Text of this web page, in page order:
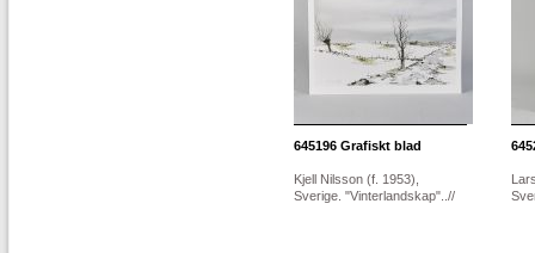
645196 Grafiskt blad
Kjell Nilsson (f. 1953),
Sverige. "Vinterlandskap"..//